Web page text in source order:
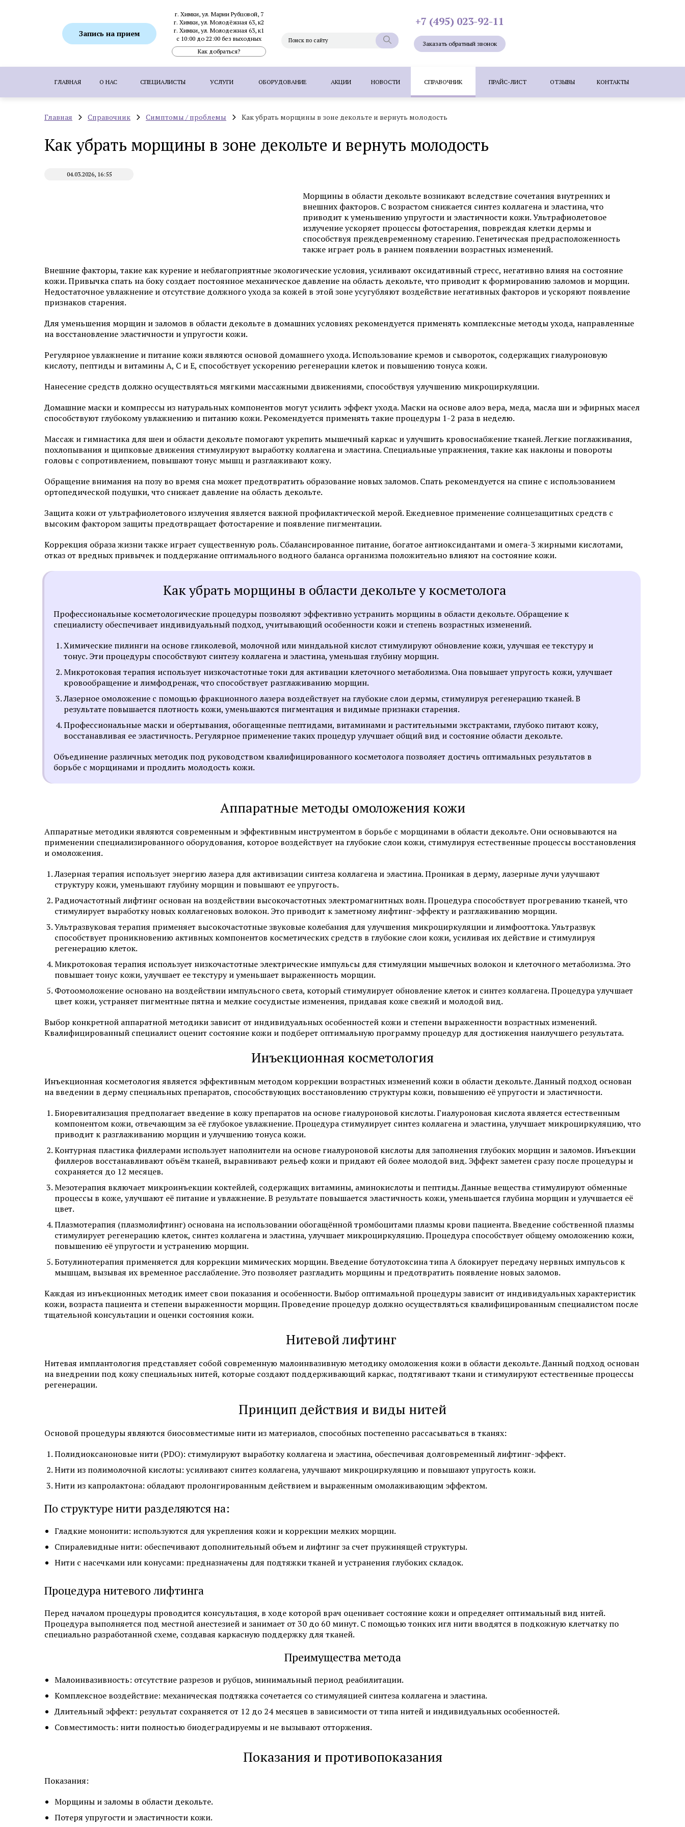
Запись на прием
г. Химки, ул. Марии Рубцовой, 7
г. Химки, ул. Молодёжная 63, к2
г. Химки, ул. Молодежная 63, к1
с 10:00 до 22:00 без выходных
Как добраться?
+7 (495) 023-92-11
Заказать обратный звонок
ГЛАВНАЯ О НАС СПЕЦИАЛИСТЫ УСЛУГИ ОБОРУДОВАНИЕ АКЦИИ НОВОСТИ СПРАВОЧНИК ПРАЙС-ЛИСТ ОТЗЫВЫ КОНТАКТЫ
ПОПУЛЯРНЫЕ УСЛУГИ: SMAS-лифтинг Фотоэпиляция Фотоомоложение лица Термолифтинг
Ботулинотерапия
Пересадка волос методом FUE
Инъекционная косметология
Дермато­логия
Удаление новообразований
Амбулаторная онкология
Ревматология
Диагностика
Фотоомоложение лица
Лазерное удаление сосудов на
лице
лифтинг Scarlet RF
Удаление татуажа лазером
Удаление татуировок лазером в
Химках
Карбоновый пилинг в Химках
Лечение акне и постакне
Коррекция шрамов, рубцов и
растяжек (стрий)
Безоперационная подтяжка лица
Лазерная фракционная
шлифовка лица
Лечение розацеа лазером
Аппаратное удаление брыль
Смотреть все услуги
Главная Справочник Симптомы / проблемы Как убрать морщины в зоне декольте и вернуть молодость
Как убрать морщины в зоне декольте и вернуть молодость
04.03.2026, 16:55
Морщины в области декольте возникают вследствие сочетания внутренних и
внешних факторов. С возрастом снижается синтез коллагена и эластина, что
приводит к уменьшению упругости и эластичности кожи. Ультрафиолетовое
излучение ускоряет процессы фотостарения, повреждая клетки дермы и
способствуя преждевременному старению. Генетическая предрасположенность
также играет роль в раннем появлении возрастных изменений.
Внешние факторы, такие как курение и неблагоприятные экологические условия, усиливают оксидативный стресс, негативно влияя на состояние
кожи. Привычка спать на боку создает постоянное механическое давление на область декольте, что приводит к формированию заломов и морщин.
Недостаточное увлажнение и отсутствие должного ухода за кожей в этой зоне усугубляют воздействие негативных факторов и ускоряют появление
признаков старения.
Для уменьшения морщин и заломов в области декольте в домашних условиях рекомендуется применять комплексные методы ухода, направленные
на восстановление эластичности и упругости кожи.
Регулярное увлажнение и питание кожи являются основой домашнего ухода. Использование кремов и сывороток, содержащих гиалуроновую
кислоту, пептиды и витамины A, C и E, способствует ускорению регенерации клеток и повышению тонуса кожи.
Нанесение средств должно осуществляться мягкими массажными движениями, способствуя улучшению микроциркуляции.
Домашние маски и компрессы из натуральных компонентов могут усилить эффект ухода. Маски на основе алоэ вера, меда, масла ши и эфирных масел
способствуют глубокому увлажнению и питанию кожи. Рекомендуется применять такие процедуры 1-2 раза в неделю.
Массаж и гимнастика для шеи и области декольте помогают укрепить мышечный каркас и улучшить кровоснабжение тканей. Легкие поглаживания,
похлопывания и щипковые движения стимулируют выработку коллагена и эластина. Специальные упражнения, такие как наклоны и повороты
головы с сопротивлением, повышают тонус мышц и разглаживают кожу.
Обращение внимания на позу во время сна может предотвратить образование новых заломов. Спать рекомендуется на спине с использованием
ортопедической подушки, что снижает давление на область декольте.
Защита кожи от ультрафиолетового излучения является важной профилактической мерой. Ежедневное применение солнцезащитных средств с
высоким фактором защиты предотвращает фотостарение и появление пигментации.
Коррекция образа жизни также играет существенную роль. Сбалансированное питание, богатое антиоксидантами и омега-3 жирными кислотами,
отказ от вредных привычек и поддержание оптимального водного баланса организма положительно влияют на состояние кожи.
Как убрать морщины в области декольте у косметолога
Профессиональные косметологические процедуры позволяют эффективно устранить морщины в области декольте. Обращение к
специалисту обеспечивает индивидуальный подход, учитывающий особенности кожи и степень возрастных изменений.
Химические пилинги на основе гликолевой, молочной или миндальной кислот стимулируют обновление кожи, улучшая ее текстуру и
тонус. Эти процедуры способствуют синтезу коллагена и эластина, уменьшая глубину морщин.
Микротоковая терапия использует низкочастотные токи для активации клеточного метаболизма. Она повышает упругость кожи, улучшает
кровообращение и лимфодренаж, что способствует разглаживанию морщин.
Лазерное омоложение с помощью фракционного лазера воздействует на глубокие слои дермы, стимулируя регенерацию тканей. В
результате повышается плотность кожи, уменьшаются пигментация и видимые признаки старения.
Профессиональные маски и обертывания, обогащенные пептидами, витаминами и растительными экстрактами, глубоко питают кожу,
восстанавливая ее эластичность. Регулярное применение таких процедур улучшает общий вид и состояние области декольте.
Объединение различных методик под руководством квалифицированного косметолога позволяет достичь оптимальных результатов в
борьбе с морщинами и продлить молодость кожи.
Аппаратные методы омоложения кожи
Аппаратные методики являются современным и эффективным инструментом в борьбе с морщинами в области декольте. Они основываются на
применении специализированного оборудования, которое воздействует на глубокие слои кожи, стимулируя естественные процессы восстановления
и омоложения.
Лазерная терапия использует энергию лазера для активизации синтеза коллагена и эластина. Проникая в дерму, лазерные лучи улучшают
структуру кожи, уменьшают глубину морщин и повышают ее упругость.
Радиочастотный лифтинг основан на воздействии высокочастотных электромагнитных волн. Процедура способствует прогреванию тканей, что
стимулирует выработку новых коллагеновых волокон. Это приводит к заметному лифтинг-эффекту и разглаживанию морщин.
Ультразвуковая терапия применяет высокочастотные звуковые колебания для улучшения микроциркуляции и лимфооттока. Ультразвук
способствует проникновению активных компонентов косметических средств в глубокие слои кожи, усиливая их действие и стимулируя
регенерацию клеток.
Микротоковая терапия использует низкочастотные электрические импульсы для стимуляции мышечных волокон и клеточного метаболизма. Это
повышает тонус кожи, улучшает ее текстуру и уменьшает выраженность морщин.
Фотоомоложение основано на воздействии импульсного света, который стимулирует обновление клеток и синтез коллагена. Процедура улучшает
цвет кожи, устраняет пигментные пятна и мелкие сосудистые изменения, придавая коже свежий и молодой вид.
Выбор конкретной аппаратной методики зависит от индивидуальных особенностей кожи и степени выраженности возрастных изменений.
Квалифицированный специалист оценит состояние кожи и подберет оптимальную программу процедур для достижения наилучшего результата.
Инъекционная косметология
Инъекционная косметология является эффективным методом коррекции возрастных изменений кожи в области декольте. Данный подход основан
на введении в дерму специальных препаратов, способствующих восстановлению структуры кожи, повышению её упругости и эластичности.
Биоревитализация предполагает введение в кожу препаратов на основе гиалуроновой кислоты. Гиалуроновая кислота является естественным
компонентом кожи, отвечающим за её глубокое увлажнение. Процедура стимулирует синтез коллагена и эластина, улучшает микроциркуляцию, что
приводит к разглаживанию морщин и улучшению тонуса кожи.
Контурная пластика филлерами использует наполнители на основе гиалуроновой кислоты для заполнения глубоких морщин и заломов. Инъекции
филлеров восстанавливают объём тканей, выравнивают рельеф кожи и придают ей более молодой вид. Эффект заметен сразу после процедуры и
сохраняется до 12 месяцев.
Мезотерапия включает микроинъекции коктейлей, содержащих витамины, аминокислоты и пептиды. Данные вещества стимулируют обменные
процессы в коже, улучшают её питание и увлажнение. В результате повышается эластичность кожи, уменьшается глубина морщин и улучшается её
цвет.
Плазмотерапия (плазмолифтинг) основана на использовании обогащённой тромбоцитами плазмы крови пациента. Введение собственной плазмы
стимулирует регенерацию клеток, синтез коллагена и эластина, улучшает микроциркуляцию. Процедура способствует общему омоложению кожи,
повышению её упругости и устранению морщин.
Ботулинотерапия применяется для коррекции мимических морщин. Введение ботулотоксина типа А блокирует передачу нервных импульсов к
мышцам, вызывая их временное расслабление. Это позволяет разгладить морщины и предотвратить появление новых заломов.
Каждая из инъекционных методик имеет свои показания и особенности. Выбор оптимальной процедуры зависит от индивидуальных характеристик
кожи, возраста пациента и степени выраженности морщин. Проведение процедур должно осуществляться квалифицированным специалистом после
тщательной консультации и оценки состояния кожи.
Нитевой лифтинг
Нитевая имплантология представляет собой современную малоинвазивную методику омоложения кожи в области декольте. Данный подход основан
на внедрении под кожу специальных нитей, которые создают поддерживающий каркас, подтягивают ткани и стимулируют естественные процессы
регенерации.
Принцип действия и виды нитей
Основой процедуры являются биосовместимые нити из материалов, способных постепенно рассасываться в тканях:
Полидиоксаноновые нити (PDO): стимулируют выработку коллагена и эластина, обеспечивая долговременный лифтинг-эффект.
Нити из полимолочной кислоты: усиливают синтез коллагена, улучшают микроциркуляцию и повышают упругость кожи.
Нити из капролактона: обладают пролонгированным действием и выраженным омолаживающим эффектом.
По структуре нити разделяются на:
Гладкие мононити: используются для укрепления кожи и коррекции мелких морщин.
Спиралевидные нити: обеспечивают дополнительный объем и лифтинг за счет пружинящей структуры.
Нити с насечками или конусами: предназначены для подтяжки тканей и устранения глубоких складок.
Процедура нитевого лифтинга
Перед началом процедуры проводится консультация, в ходе которой врач оценивает состояние кожи и определяет оптимальный вид нитей.
Процедура выполняется под местной анестезией и занимает от 30 до 60 минут. С помощью тонких игл нити вводятся в подкожную клетчатку по
специально разработанной схеме, создавая каркасную поддержку для тканей.
Преимущества метода
Малоинвазивность: отсутствие разрезов и рубцов, минимальный период реабилитации.
Комплексное воздействие: механическая подтяжка сочетается со стимуляцией синтеза коллагена и эластина.
Длительный эффект: результат сохраняется от 12 до 24 месяцев в зависимости от типа нитей и индивидуальных особенностей.
Совместимость: нити полностью биодеградируемы и не вызывают отторжения.
Показания и противопоказания
Показания:
Морщины и заломы в области декольте.
Потеря упругости и эластичности кожи.